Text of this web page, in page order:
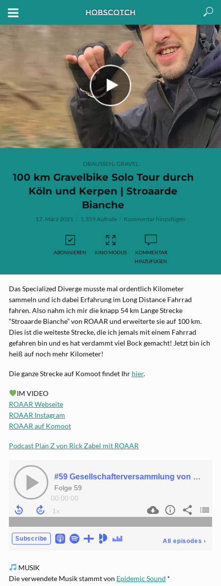
DRAUSSEN, GRAVEL
100 km Gravelbike Solo Tour durch
Köln und Kerpen | Stroaarde
Bianche
17. März 2021 1.359 Aufrufe Kommentar hinzufügen
ABONNIEREN KINO MODUS
KOMMENTAR
HINZUFÜGEN
Das Specialized Diverge musste mal ordentlich Kilometer
sammeln und ich dabei Erfahrung im Long Distance Fahrrad
fahren. Also nahm ich mir die knapp 54 km Lange Strecke
“Stroaarde Bianche” von ROAAR und erweiterte sie auf 100 km.
Dies ist die weiteste Strecke, die ich jemals mit einem Fahrrad
gefahren bin und es hat verdammt viel Bock gemacht! Jetzt bin ich
heiß auf noch mehr Kilometer!
Die ganze Strecke auf Komoot findet Ihr hier.
IM VIDEO
ROAAR Webseite
ROAAR Instagram
ROAAR auf Komoot
Podcast Plan Z von Rick Zabel mit ROAAR
MUSIK
Die verwendete Musik stammt von Epidemic Sound *